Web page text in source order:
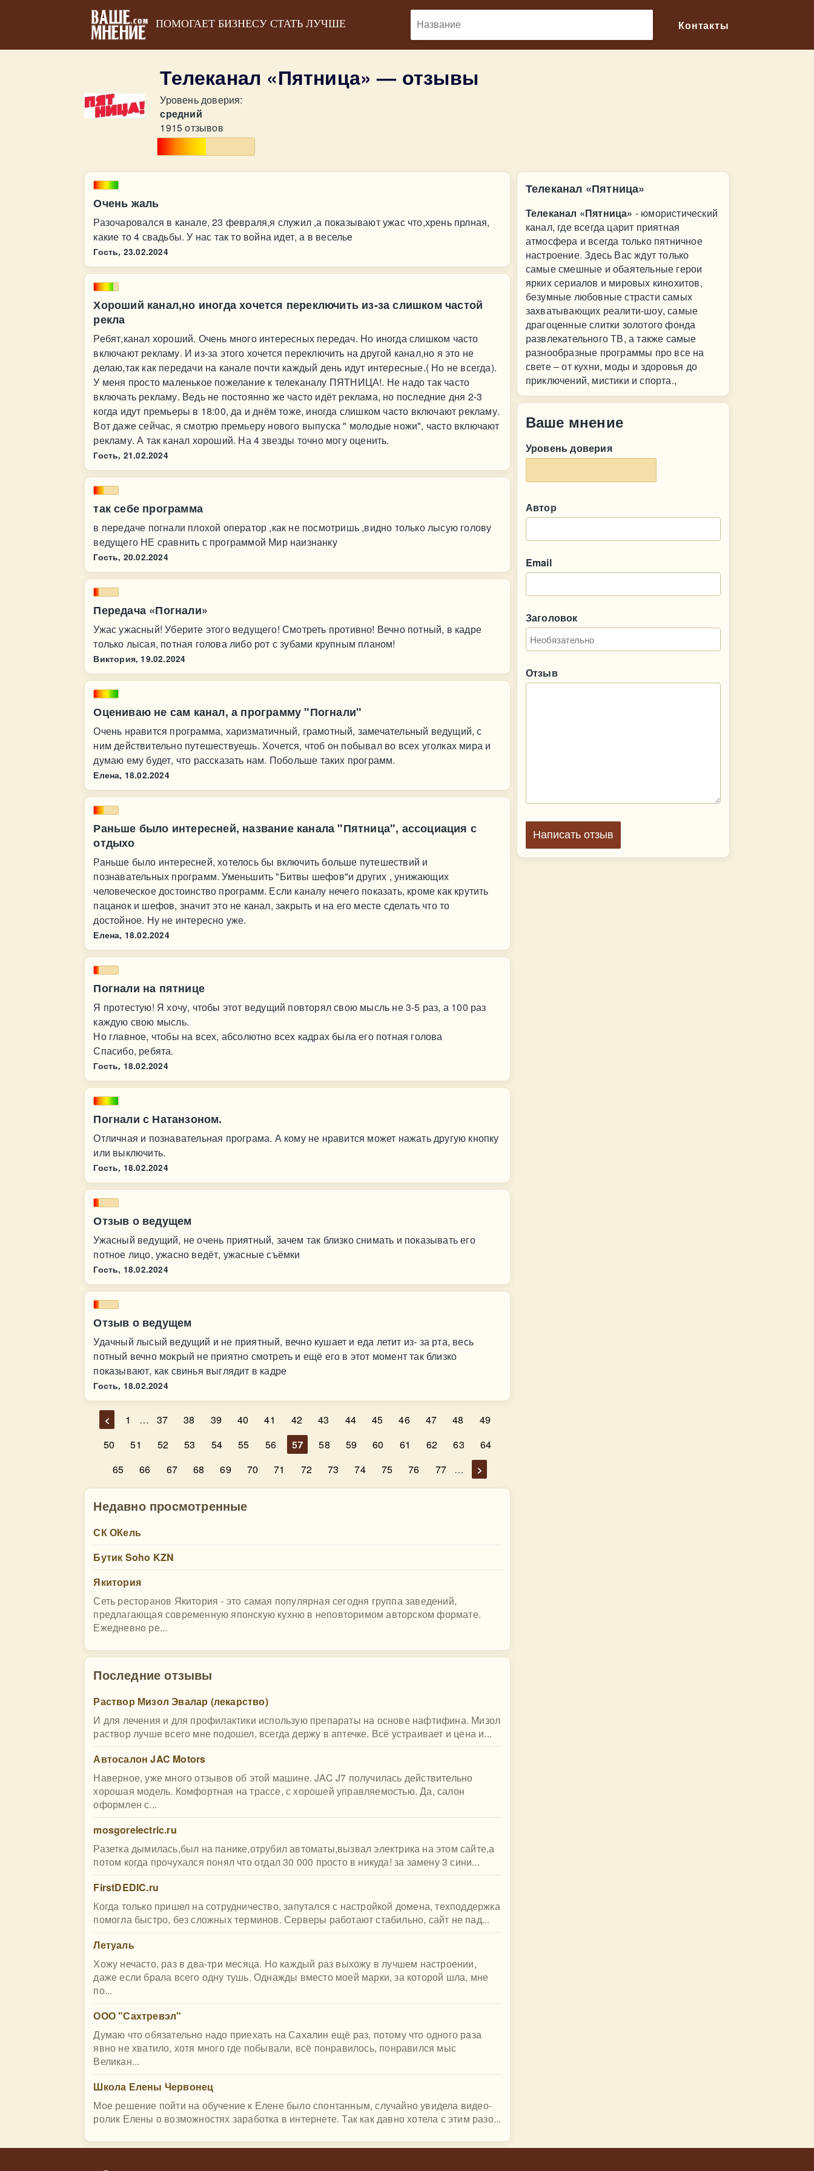
ПОМОГАЕТ БИЗНЕСУ СТАТЬ ЛУЧШЕ Контакты
Телеканал «Пятница» — отзывы
Уровень доверия:
средний
1915 отзывов
Очень жаль
Разочаровался в канале, 23 февраля,я служил ,а показывают ужас что,хрень прлная,
какие то 4 свадьбы. У нас так то война идет, а в веселье
Гость, 23.02.2024
Хороший канал,но иногда хочется переключить из-за слишком частой
рекла
Ребят,канал хороший. Очень много интересных передач. Но иногда слишком часто
включают рекламу. И из-за этого хочется переключить на другой канал,но я это не
делаю,так как передачи на канале почти каждый день идут интересные.( Но не всегда).
У меня просто маленькое пожелание к телеканалу ПЯТНИЦА!. Не надо так часто
включать рекламу. Ведь не постоянно же часто идёт реклама, но последние дня 2-3
когда идут премьеры в 18:00, да и днём тоже, иногда слишком часто включают рекламу.
Вот даже сейчас, я смотрю премьеру нового выпуска " молодые ножи", часто включают
рекламу. А так канал хороший. На 4 звезды точно могу оценить.
Гость, 21.02.2024
так себе программа
в передаче погнали плохой оператор ,как не посмотришь ,видно только лысую голову
ведущего НЕ сравнить с программой Мир наизнанку
Гость, 20.02.2024
Передача «Погнали»
Ужас ужасный! Уберите этого ведущего! Смотреть противно! Вечно потный, в кадре
только лысая, потная голова либо рот с зубами крупным планом!
Виктория, 19.02.2024
Оцениваю не сам канал, а программу "Погнали"
Очень нравится программа, харизматичный, грамотный, замечательный ведущий, с
ним действительно путешествуешь. Хочется, чтоб он побывал во всех уголках мира и
думаю ему будет, что рассказать нам. Побольше таких программ.
Елена, 18.02.2024
Раньше было интересней, название канала "Пятница", ассоциация с
отдыхо
Раньше было интересней, хотелось бы включить больше путешествий и
познавательных программ. Уменьшить "Битвы шефов"и других , унижающих
человеческое достоинство программ. Если каналу нечего показать, кроме как крутить
пацанок и шефов, значит это не канал, закрыть и на его месте сделать что то
достойное. Ну не интересно уже.
Елена, 18.02.2024
Погнали на пятнице
Я протестую! Я хочу, чтобы этот ведущий повторял свою мысль не 3-5 раз, а 100 раз
каждую свою мысль.
Но главное, чтобы на всех, абсолютно всех кадрах была его потная голова
Спасибо, ребята.
Гость, 18.02.2024
Погнали с Натанзоном.
Отличная и познавательная програма. А кому не нравится может нажать другую кнопку
или выключить.
Гость, 18.02.2024
Отзыв о ведущем
Ужасный ведущий, не очень приятный, зачем так близко снимать и показывать его
потное лицо, ужасно ведёт, ужасные съёмки
Гость, 18.02.2024
Отзыв о ведущем
Удачный лысый ведущий и не приятный, вечно кушает и еда летит из- за рта, весь
потный вечно мокрый не приятно смотреть и ещё его в этот момент так близко
показывают, как свинья выглядит в кадре
Гость, 18.02.2024
< 1 … 37 38 39 40 41 42 43 44 45 46 47 48
49
50
51 52 53 54 55 56 57 58 59 60 61 62 63
64
65
66 67 68 69 70 71 72 73 74 75 76 77 … >
Недавно просмотренные
СК ОКель
Бутик Soho KZN
Якитория
Сеть ресторанов Якитория - это самая популярная сегодня группа заведений,
предлагающая современную японскую кухню в неповторимом авторском формате.
Ежедневно ре...
Последние отзывы
Раствор Мизол Эвалар (лекарство)
И для лечения и для профилактики использую препараты на основе нафтифина. Мизол
раствор лучше всего мне подошел, всегда держу в аптечке. Всё устраивает и цена и...
Автосалон JAC Motors
Наверное, уже много отзывов об этой машине. JAC J7 получилась действительно
хорошая модель. Комфортная на трассе, с хорошей управляемостью. Да, салон
оформлен с...
mosgorelectric.ru
Разетка дымилась,был на панике,отрубил автоматы,вызвал электрика на этом сайте,а
потом когда прочухался понял что отдал 30 000 просто в никуда! за замену 3 сини...
FirstDEDIC.ru
Когда только пришел на сотрудничество, запутался с настройкой домена, техподдержка
помогла быстро, без сложных терминов. Серверы работают стабильно, сайт не пад...
Летуаль
Хожу нечасто, раз в два-три месяца. Но каждый раз выхожу в лучшем настроении,
даже если брала всего одну тушь. Однажды вместо моей марки, за которой шла, мне
по...
ООО "Сахтревэл"
Думаю что обязательно надо приехать на Сахалин ещё раз, потому что одного раза
явно не хватило, хотя много где побывали, всё понравилось, понравился мыс
Великан...
Школа Елены Червонец
Мое решение пойти на обучение к Елене было спонтанным, случайно увидела видео-
ролик Елены о возможностях заработка в интернете. Так как давно хотела с этим разо...
Телеканал «Пятница»
Телеканал «Пятница» - юмористический
канал, где всегда царит приятная
атмосфера и всегда только пятничное
настроение. Здесь Вас ждут только
самые смешные и обаятельные герои
ярких сериалов и мировых кинохитов,
безумные любовные страсти самых
захватывающих реалити-шоу, самые
драгоценные слитки золотого фонда
развлекательного ТВ, а также самые
разнообразные программы про все на
свете – от кухни, моды и здоровья до
приключений, мистики и спорта.,
Ваше мнение
Уровень доверия
Автор
Email
Заголовок
Отзыв
Написать отзыв